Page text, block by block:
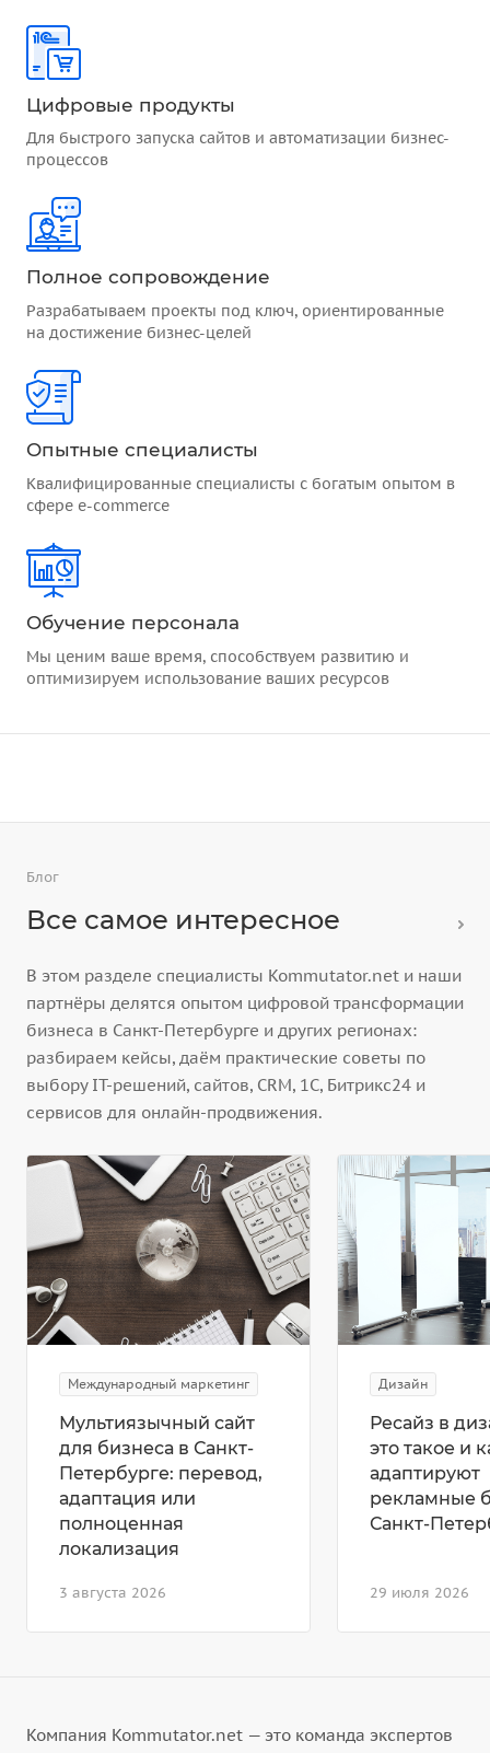
Цифровые продукты
Для быстрого запуска сайтов и автоматизации бизнес-
процессов
Полное сопровождение
Разрабатываем проекты под ключ, ориентированные
на достижение бизнес-целей
Опытные специалисты
Квалифицированные специалисты с богатым опытом в
сфере e-commerce
Обучение персонала
Мы ценим ваше время, способствуем развитию и
оптимизируем использование ваших ресурсов
Блог
Все самое интересное
В этом разделе специалисты Kommutator.net и наши
партнёры делятся опытом цифровой трансформации
бизнеса в Санкт-Петербурге и других регионах:
разбираем кейсы, даём практические советы по
выбору IT-решений, сайтов, CRM, 1С, Битрикс24 и
сервисов для онлайн-продвижения.
Международный маркетинг
3 августа 2026
Мультиязычный сайт
для бизнеса в Санкт-
Петербурге: перевод,
адаптация или
полноценная
локализация
Дизайн
29 июля 2026
Ресайз в
это такое и
адаптируют
рекламные
Санкт-
Компания Kommutator.net — это команда экспертов